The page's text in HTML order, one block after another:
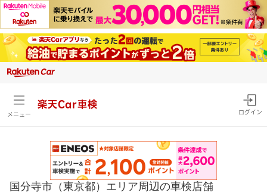
メニュー
楽天Car車検
ログイン
国分寺市（東京都）エリア周辺の車検店舗